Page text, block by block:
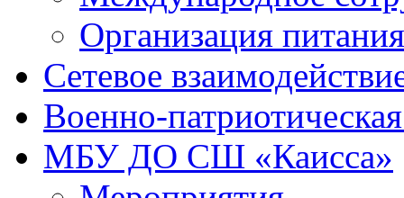
Организация питания
Сетевое
Военно-
МБУ ДО СШ «Каисса»